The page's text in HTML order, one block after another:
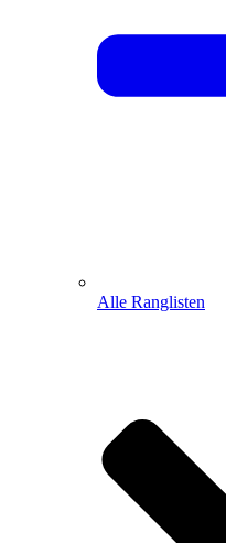
Alle Ranglisten